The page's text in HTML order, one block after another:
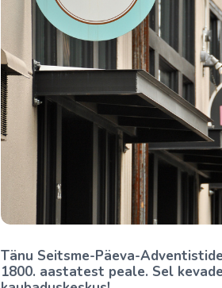
Tänu Seitsme-Päeva-
1800. aastatest peale. Sel